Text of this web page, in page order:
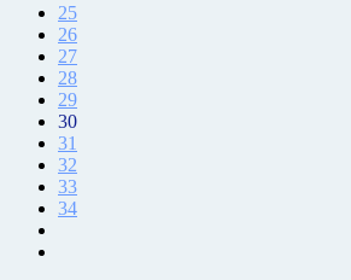
25
26
27
28
29
30
31
32
33
34